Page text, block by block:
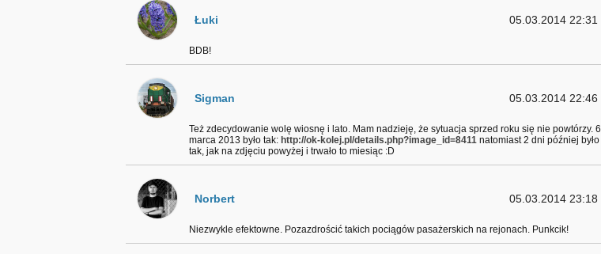
Łuki 05.03.2014 22:31
BDB!
Sigman 05.03.2014 22:46
Też zdecydowanie wolę wiosnę i lato. Mam nadzieję, że sytuacja sprzed roku się nie powtórzy. 6
marca 2013 było tak: http://ok-kolej.pl/details.php?image_id=8411 natomiast 2 dni później było
tak, jak na zdjęciu powyżej i trwało to miesiąc :D
Norbert 05.03.2014 23:18
Niezwykle efektowne. Pozazdrościć takich pociągów pasażerskich na rejonach. Punkcik!